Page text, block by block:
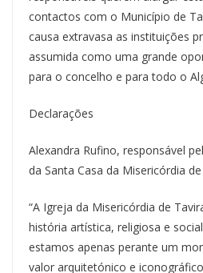
contactos com o Município de
causa extravasa as instituições
assumida como uma grande
para o concelho e para todo o
Declarações
Alexandra Rufino, responsável
da Santa Casa da Misericórdia
“A Igreja da Misericórdia de
história artística, religiosa e
estamos apenas perante um
valor arquitetónico e